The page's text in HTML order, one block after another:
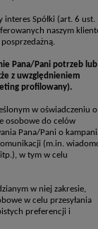
interes Spółki (art. 6 ust.
naszym
Pana/Pani potrzeb lub
z uwzględnieniem
profilowany).
w oświadczeniu o
osobowe do celów
Pana/Pani o
(m.in.
w tym w celu
w niej zakresie,
w celu przesyłania
preferencji i